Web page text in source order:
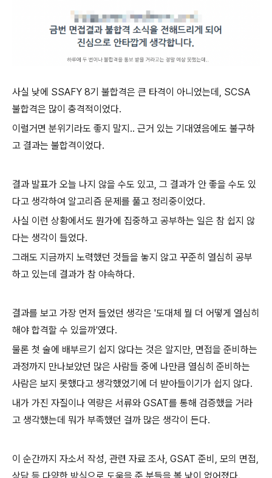
사실 낮에 SSAFY 8기 불합격은 큰 타격이 아니었는데, SCSA
불합격은 많이 충격적이었다.
이럴거면 분위기라도 좋지 말지.. 근거 있는 기대였음에도 불구하
고 결과는 불합격이었다.
결과 발표가 오늘 나지 않을 수도 있고, 그 결과가 안 좋을 수도 있
다고 생각하여 알고리즘 문제를 풀고 정리중이었다.
사실 이런 상황에서도 뭔가에 집중하고 공부하는 일은 참 쉽지 않
다는 생각이 들었다.
그래도 지금까지 노력했던 것들을 놓지 않고 꾸준히 열심히 공부
하고 있는데 결과가 참 야속하다.
결과를 보고 가장 먼저 들었던 생각은 '도대체 뭘 더 어떻게 열심히
해야 합격할 수 있을까'였다.
물론 첫 술에 배부르기 쉽지 않다는 것은 알지만, 면접을 준비하는
과정까지 만나보았던 많은 사람들 중에 나만큼 열심히 준비하는
사람은 보지 못했다고 생각했었기에 더 받아들이기가 쉽지 않다.
내가 가진 자질이나 역량은 서류와 GSAT를 통해 검증했을 거라
고 생각했는데 뭐가 부족했던 걸까 많은 생각이 든다.
이 순간까지 자소서 작성, 관련 자료 조사, GSAT 준비, 모의 면접,